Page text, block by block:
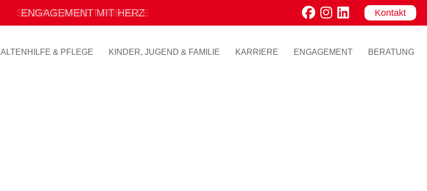
ENGAGEMENT MIT HERZ Kontakt
ALTENHILFE & PFLEGE KINDER, JUGEND & FAMILIE KARRIERE ENGAGEMENT BERATUNG